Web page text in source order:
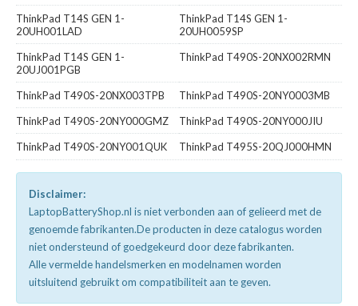
ThinkPad T14S GEN 1-
20UH001LAD
ThinkPad T14S GEN 1-
20UH0059SP
ThinkPad T14S GEN 1-
20UJ001PGB
ThinkPad T490S-20NX002RMN
ThinkPad T490S-20NX003TPB
ThinkPad T490S-20NY0003MB
ThinkPad T490S-20NY000GMZ
ThinkPad T490S-20NY000JIU
ThinkPad T490S-20NY001QUK
ThinkPad T495S-20QJ000HMN
Disclaimer:
LaptopBatteryShop.nl is niet verbonden aan of gelieerd met de
genoemde fabrikanten.De producten in deze catalogus worden
niet ondersteund of goedgekeurd door deze fabrikanten.
Alle vermelde handelsmerken en modelnamen worden
uitsluitend gebruikt om compatibiliteit aan te geven.